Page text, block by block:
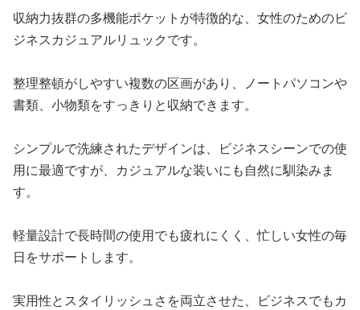
収納力抜群の多機能ポケットが特徴的な、女性のためのビ
ジネスカジュアルリュックです。
整理整頓がしやすい複数の区画があり、ノートパソコンや
書類、小物類をすっきりと収納できます。
シンプルで洗練されたデザインは、ビジネスシーンでの使
用に最適ですが、カジュアルな装いにも自然に馴染みま
す。
軽量設計で長時間の使用でも疲れにくく、忙しい女性の毎
日をサポートします。
実用性とスタイリッシュさを両立させた、ビジネスでもカ